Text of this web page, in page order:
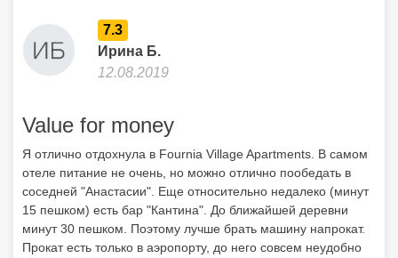
соседней "Анастасии". Еще относительно недалеко (минут
15 пешком) есть бар "Кантина". До ближайшей деревни
минут 30 пешком. Поэтому лучше брать машину напрокат.
Прокат есть только в аэропорту, до него совсем неудобно
округе есть куда: Кастро, сами Патры, Олимпия, Спарта,
несколько монастырей, можно на пароме добраться до
Закинфа и Кефалонии. Очень порадовал пляж, песочный,
таких на Пелопоннесе немного; лежаки бесплатные, вода
теплая. Персонал дружелюбный, номера большие. С
балконом. Мне место очень понравилось.